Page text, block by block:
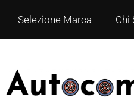
Selezione Marca Chi